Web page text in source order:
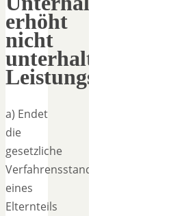
erhöht
nicht
unterhaltsrechtliche
Leistungsfähigkeit
a) Endet
die
gesetzliche
Verfahrensstandschaft
eines
Elternteils